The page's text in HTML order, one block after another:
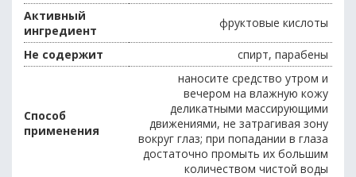
Активный
ингредиент
фруктовые кислоты
Не содержит спирт, парабены
Способ
применения
наносите средство утром и
вечером на влажную кожу
деликатными массирующими
движениями, не затрагивая зону
вокруг глаз; при попадании в глаза
достаточно промыть их большим
количеством чистой воды